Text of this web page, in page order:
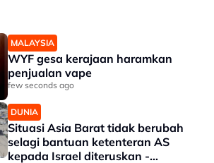
MALAYSIA
WYF gesa kerajaan haramkan
penjualan vape
few seconds ago
DUNIA
Situasi Asia Barat tidak berubah
selagi bantuan ketenteran AS
kepada Israel diteruskan -